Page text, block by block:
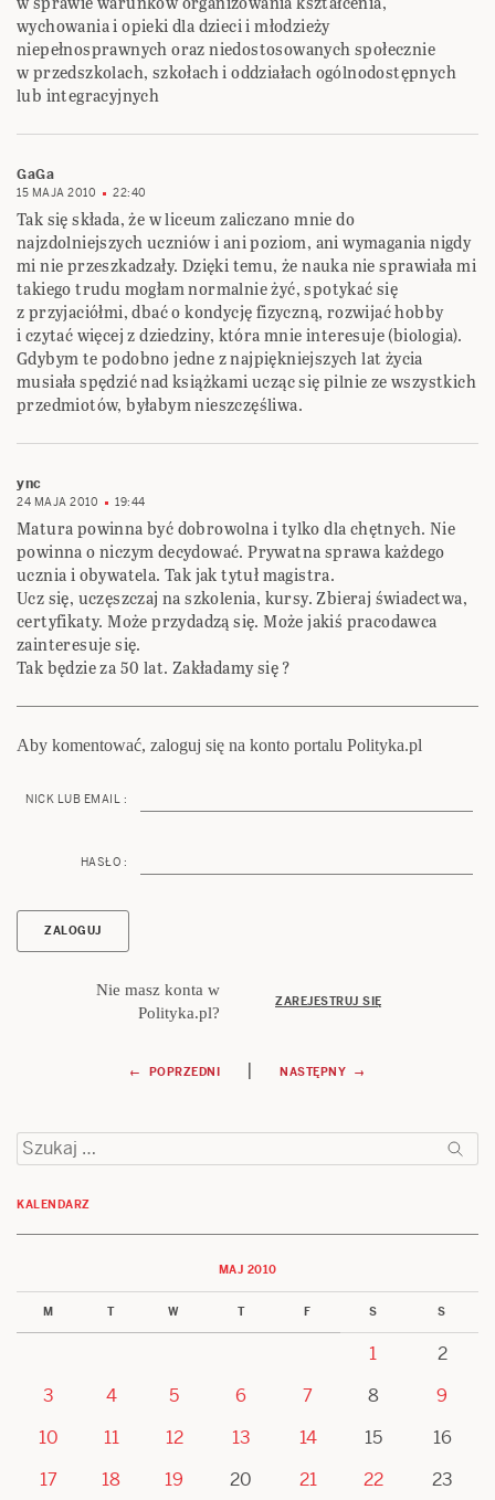
wychowania i opieki dla dzieci i młodzieży
niepełnosprawnych oraz niedostosowanych społecznie
w przedszkolach, szkołach i oddziałach ogólnodostępnych
lub integracyjnych
GaGa
15 MAJA 2010 22:40
Tak się składa, że w liceum zaliczano mnie do
najzdolniejszych uczniów i ani poziom, ani wymagania nigdy
mi nie przeszkadzały. Dzięki temu, że nauka nie sprawiała mi
takiego trudu mogłam normalnie żyć, spotykać się
z przyjaciółmi, dbać o kondycję fizyczną, rozwijać hobby
i czytać więcej z dziedziny, która mnie interesuje (biologia).
Gdybym te podobno jedne z najpiękniejszych lat życia
musiała spędzić nad książkami ucząc się pilnie ze wszystkich
przedmiotów, byłabym nieszczęśliwa.
ync
24 MAJA 2010 19:44
Matura powinna być dobrowolna i tylko dla chętnych. Nie
powinna o niczym decydować. Prywatna sprawa każdego
ucznia i obywatela. Tak jak tytuł magistra.
Ucz się, uczęszczaj na szkolenia, kursy. Zbieraj świadectwa,
certyfikaty. Może przydadzą się. Może jakiś pracodawca
zainteresuje się.
Tak będzie za 50 lat. Zakładamy się ?
Aby komentować, zaloguj się na konto portalu Polityka.pl
NICK LUB EMAIL :
HASŁO :
Nie masz konta w
Polityka.pl?
ZAREJESTRUJ SIĘ
Nawigacja
wpisu
← POPRZEDNI | NASTĘPNY →
Szukaj:
KALENDARZ
MAJ 2010
M T W T F S S
1
2
3
4 5 6 7 8
9
10
11 12 13 14 15
16
17
18 19 20 21 22
23